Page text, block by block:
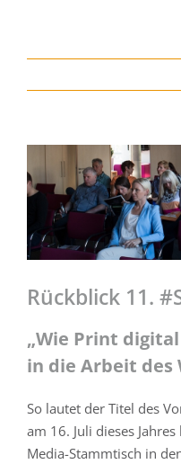
grösseres
Bild
Rückblick 11.
„Wie Print
in die Arbeit des
So lautet der Titel des
am 16. Juli dieses
Media-Stammtisch in